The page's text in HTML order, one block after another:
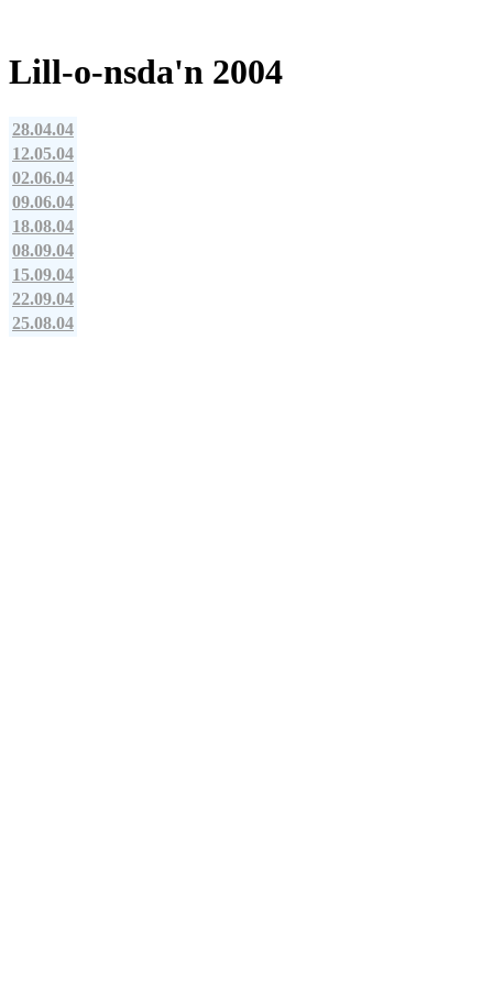
Lill-o-nsda'n 2004
28.04.04
12.05.04
02.06.04
09.06.04
18.08.04
08.09.04
15.09.04
22.09.04
25.08.04